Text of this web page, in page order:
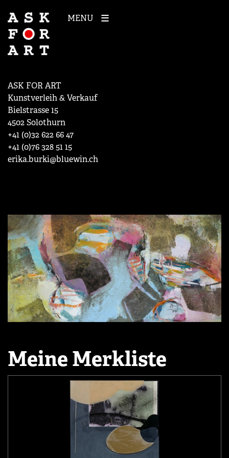
MENU
ASK FOR ART
Kunstverleih & Verkauf
Bielstrasse 15
4502 Solothurn
+41 (0)32 622 66 47
+41 (0)76 328 51 15
erika.burki@bluewin.ch
Meine Merkliste